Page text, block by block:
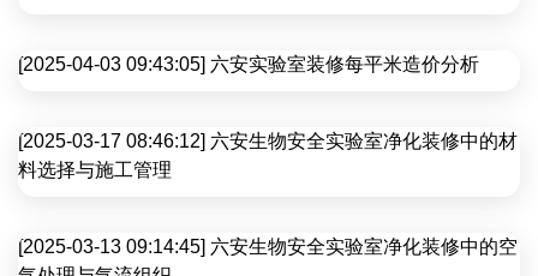
[2025-04-03 09:43:05] 六安实验室装修每平米造价分析
[2025-03-17 08:46:12] 六安生物安全实验室净化装修中的材
料选择与施工管理
[2025-03-13 09:14:45] 六安生物安全实验室净化装修中的空